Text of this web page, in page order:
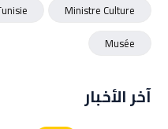
Ministre Culture
Musée
آخر الأخبار